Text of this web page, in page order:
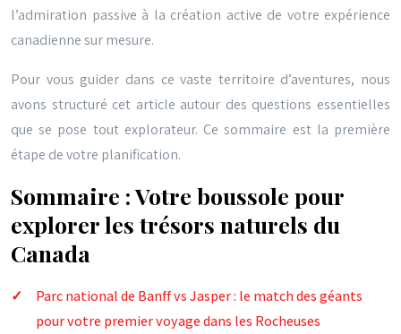
l’admiration passive à la création active de votre expérience
canadienne sur mesure.
Pour vous guider dans ce vaste territoire d’aventures, nous
avons structuré cet article autour des questions essentielles
que se pose tout explorateur. Ce sommaire est la première
étape de votre planification.
Sommaire : Votre boussole pour
explorer les trésors naturels du
Canada
Parc national de Banff vs Jasper : le match des géants
pour votre premier voyage dans les Rocheuses